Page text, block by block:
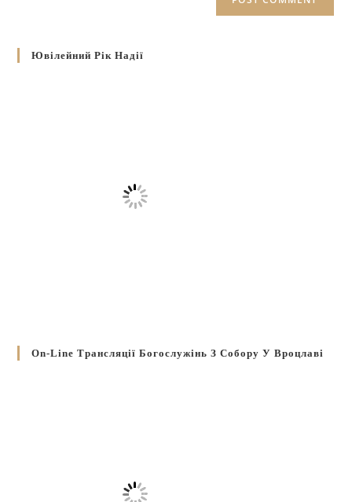
Ювілейний Рік Надії
On-Line Трансляції Богослужінь З Собору У Вроцлаві